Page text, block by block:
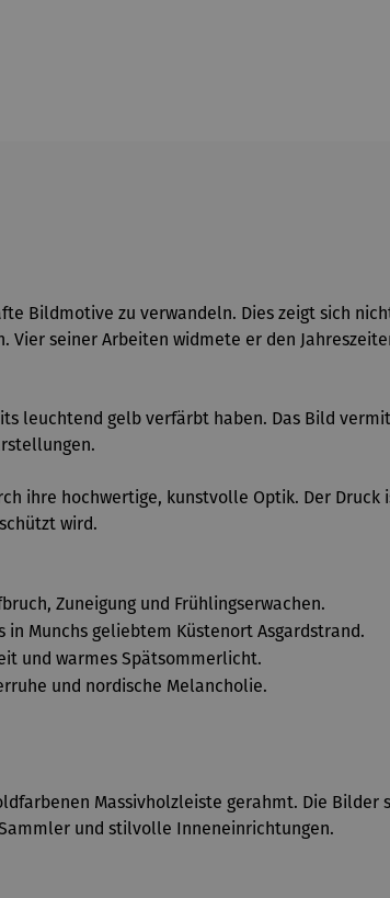
Bildmotive zu verwandeln. Dies zeigt sich
Vier seiner Arbeiten widmete er den
leuchtend gelb verfärbt haben. Das Bild
ihre hochwertige, kunstvolle Optik. Der Druck
wird.
Zuneigung und Frühlingserwachen.
Munchs geliebtem Küstenort Asgardstrand.
und warmes Spätsommerlicht.
und nordische Melancholie.
Massivholzleiste gerahmt. Die Bilder
und stilvolle Inneneinrichtungen.